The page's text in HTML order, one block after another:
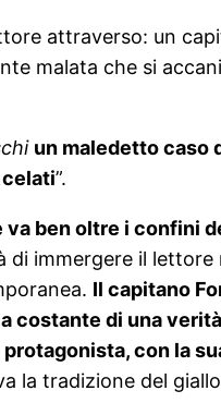
attraverso: un
malata che si
un maledetto caso
celati”.
va ben oltre i confini
immergere il lettore
Il capitano
di una
con la
la tradizione del